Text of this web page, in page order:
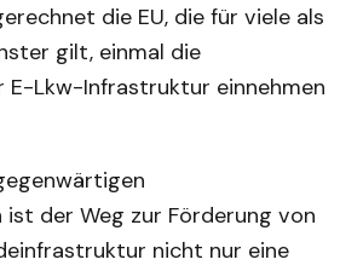
die EU, die für viele als
gilt, einmal die
E-Lkw-Infrastruktur einnehmen
ist der Weg zur Förderung von
nicht nur eine